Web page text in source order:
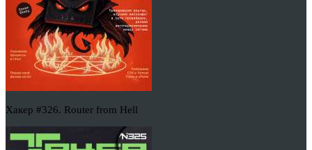
Хакер #326. Router from Hell